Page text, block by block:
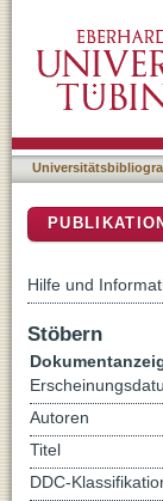
Hilfe und
Stöbern
Autoren
Titel
DDC-